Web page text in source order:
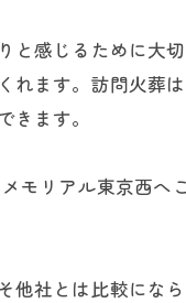
と感じるために大
れます。訪問火葬
ます。
モリアル東京西
他社とは比較にな